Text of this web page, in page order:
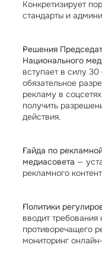
Конкретизирует
стандарты и
Решения
Национального
вступает в силу 30
обязательное
рекламу в
получить
действия.
Гайда по
медиасовета —
рекламного
Политики
вводит требования
противоречащего
мониторинг